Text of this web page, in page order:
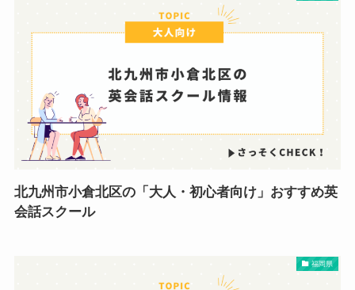
北九州市小倉北区の「大人・初心者向け」おすすめ英
会話スクール
福岡県